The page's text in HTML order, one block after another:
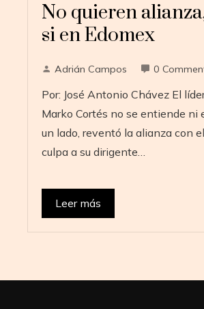
No quieren
si en Edomex
Adrián Campos 0
Por: José Antonio Chávez El
Marko Cortés no se entiende ni
un lado, reventó la alianza con
culpa a su dirigente…
Leer más